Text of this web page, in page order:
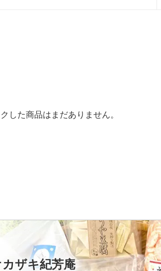
した商品はまだありません。
カザキ紀芳庵